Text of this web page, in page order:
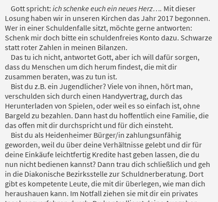
Gott spricht:ich schenke euch ein neues Herz…. Mit dieser
Losung haben wir in unseren Kirchen das Jahr 2017 begonnen.
Wer in einer Schuldenfalle sitzt, möchte gerne antworten:
Schenk mir doch bitte ein schuldenfreies Konto dazu. Schwarze
statt roter Zahlen in meinen Bilanzen.
Das tu ich nicht, antwortet Gott, aber ich will dafür sorgen,
dass du Menschen um dich herum findest, die mit dir
zusammen beraten, was zu tun ist.
Bist du z.B. ein Jugendlicher? Viele von ihnen, hört man,
verschulden sich durch einen Handyvertrag, durch das
Herunterladen von Spielen, oder weil es so einfach ist, ohne
Bargeld zu bezahlen. Dann hast du hoffentlich eine Familie, die
das offen mit dir durchspricht und für dich einsteht.
Bist du als Heidenheimer Bürger/in zahlungsunfähig
geworden, weil du über deine Verhältnisse gelebt und dir für
deine Einkäufe leichtfertig Kredite hast geben lassen, die du
nun nicht bedienen kannst? Dann trau dich schließlich und geh
in die Diakonische Bezirksstelle zur Schuldnerberatung. Dort
gibt es kompetente Leute, die mit dir überlegen, wie man dich
heraushauen kann. Im Notfall ziehen sie mit dir ein privates